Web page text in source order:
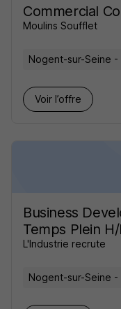
Commercial
Moulins Soufflet
Nogent-sur-Seine -
Voir l’offre
Business
Temps Plein H/
L'Industrie recrute
Nogent-sur-Seine -